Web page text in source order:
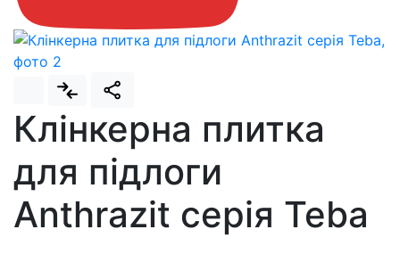
Клінкерна плитка
для підлоги
Anthrazit серія Teba